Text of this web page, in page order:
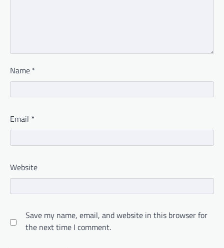
Name *
Email *
Website
Save my name, email, and website in this browser for
the next time I comment.